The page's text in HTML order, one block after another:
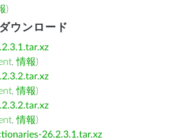
)
ウンロード
,情報)
,情報)
,情報)
26.2.3.1.tar.xz